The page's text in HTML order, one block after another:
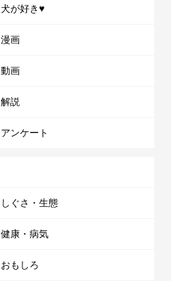
犬が好き♥
漫画
動画
解説
アンケート
しぐさ・生態
健康・病気
おもしろ